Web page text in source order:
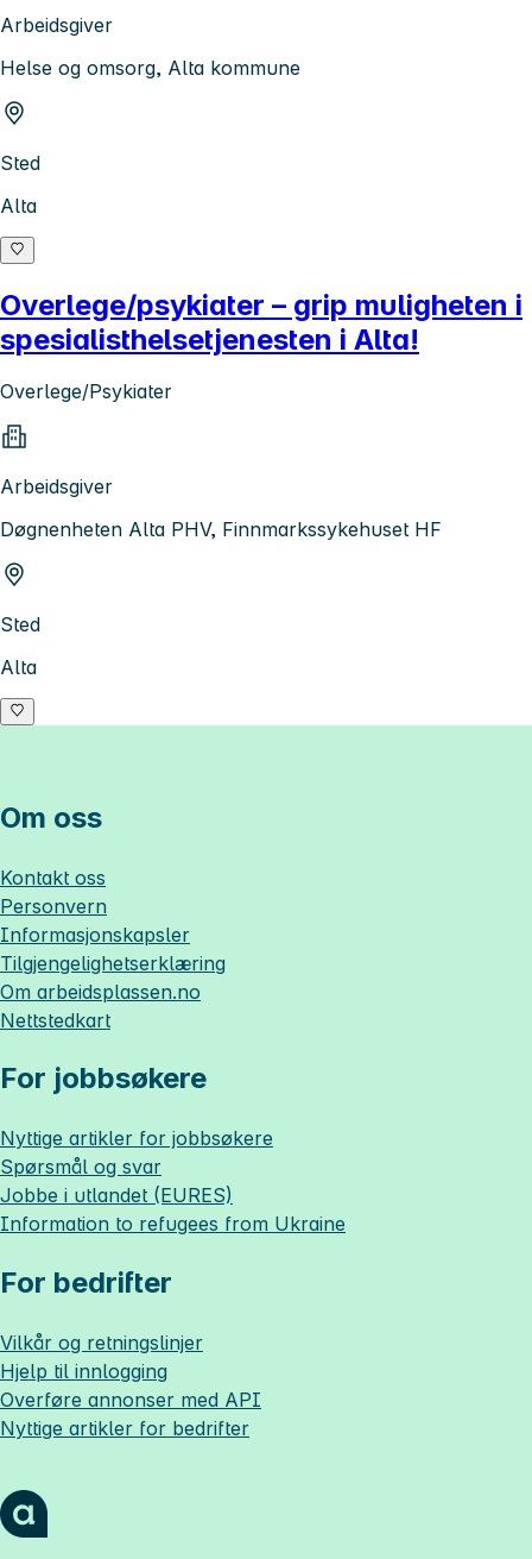
Arbeidsgiver
Helse og omsorg, Alta kommune
Sted
Alta
Overlege/psykiater – grip muligheten i
spesialisthelsetjenesten i Alta!
Overlege/Psykiater
Arbeidsgiver
Døgnenheten Alta PHV, Finnmarkssykehuset HF
Sted
Alta
Om oss
Kontakt oss
Personvern
Informasjonskapsler
Tilgjengelighetserklæring
Om arbeidsplassen.no
Nettstedkart
For jobbsøkere
Nyttige artikler for jobbsøkere
Spørsmål og svar
Jobbe i utlandet (EURES)
Information to refugees from Ukraine
For bedrifter
Vilkår og retningslinjer
Hjelp til innlogging
Overføre annonser med API
Nyttige artikler for bedrifter